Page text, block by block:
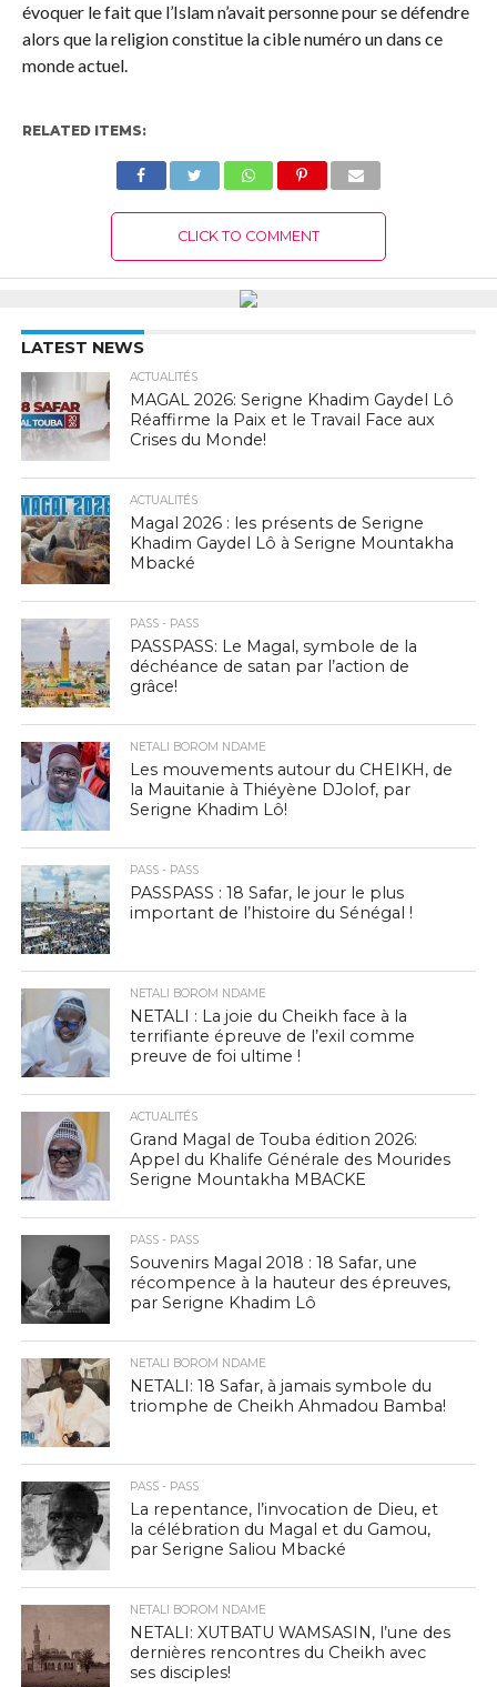
évoquer le fait que l’Islam n’avait personne pour se défendre
alors que la religion constitue la cible numéro un dans ce
monde actuel.
RELATED ITEMS:
CLICK TO COMMENT
LATEST NEWS
ACTUALITÉS
MAGAL 2026: Serigne Khadim Gaydel Lô
Réaffirme la Paix et le Travail Face aux
Crises du Monde!
ACTUALITÉS
Magal 2026 : les présents de Serigne
Khadim Gaydel Lô à Serigne Mountakha
Mbacké
PASS - PASS
PASSPASS: Le Magal, symbole de la
déchéance de satan par l’action de
grâce!
NETALI BOROM NDAME
Les mouvements autour du CHEIKH, de
la Mauitanie à Thiéyène DJolof, par
Serigne Khadim Lô!
PASS - PASS
PASSPASS : 18 Safar, le jour le plus
important de l’histoire du Sénégal !
NETALI BOROM NDAME
NETALI : La joie du Cheikh face à la
terrifiante épreuve de l’exil comme
preuve de foi ultime !
ACTUALITÉS
Grand Magal de Touba édition 2026:
Appel du Khalife Générale des Mourides
Serigne Mountakha MBACKE
PASS - PASS
Souvenirs Magal 2018 : 18 Safar, une
récompence à la hauteur des épreuves,
par Serigne Khadim Lô
NETALI BOROM NDAME
NETALI: 18 Safar, à jamais symbole du
triomphe de Cheikh Ahmadou Bamba!
PASS - PASS
La repentance, l’invocation de Dieu, et
la célébration du Magal et du Gamou,
par Serigne Saliou Mbacké
NETALI BOROM NDAME
NETALI: XUTBATU WAMSASIN, l’une des
dernières rencontres du Cheikh avec
ses disciples!